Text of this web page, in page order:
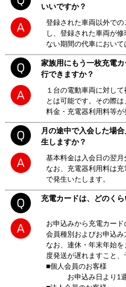
いいですか？
登録された車両以外で
し、登録された車両が
ない期間の代車において
家族用にもう一枚充電
行できますか？
１台の電動車両に対し
とは可能です。その際
料金・充電器利用料等が
月の途中で入会した場
生しますか？
基本料金は入会日の翌月
なお、充電器利用料は
で発生いたします。
充電カードは、どのく
お申込みから充電カード
会員種別およびお申込み
なお、連休・年末年始
度発送が遅れますこと、
■個人会員のお客様
お申込み日より1週